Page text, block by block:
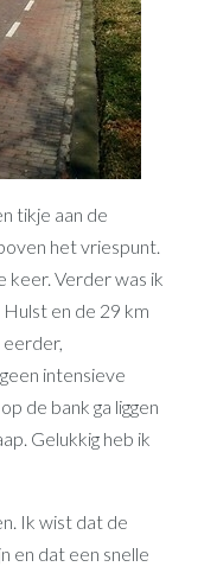
tikje aan de
het vriespunt.
keer. Verder was ik
en de 29 km
eerder,
intensieve
de bank ga liggen
Gelukkig heb ik
Ik wist dat de
en dat een snelle